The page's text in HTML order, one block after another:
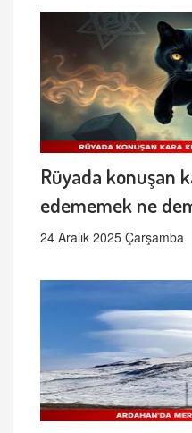
Rüyada konuşan
edememek ne
24 Aralık 2025 Çarşamba